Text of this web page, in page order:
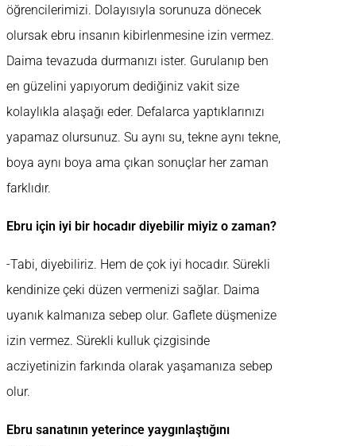
öğrencilerimizi. Dolayısıyla sorunuza dönecek
olursak ebru insanın kibirlenmesine izin vermez.
Daima tevazuda durmanızı ister. Gurulanıp ben
en güzelini yapıyorum dediğiniz vakit size
kolaylıkla alaşağı eder. Defalarca yaptıklarınızı
yapamaz olursunuz. Su aynı su, tekne aynı tekne,
boya aynı boya ama çıkan sonuçlar her zaman
farklıdır.
Ebru için iyi bir hocadır diyebilir miyiz o zaman?
-Tabi, diyebiliriz. Hem de çok iyi hocadır. Sürekli
kendinize çeki düzen vermenizi sağlar. Daima
uyanık kalmanıza sebep olur. Gaflete düşmenize
izin vermez. Sürekli kulluk çizgisinde
acziyetinizin farkında olarak yaşamanıza sebep
olur.
Ebru sanatının yeterince yaygınlaştığını